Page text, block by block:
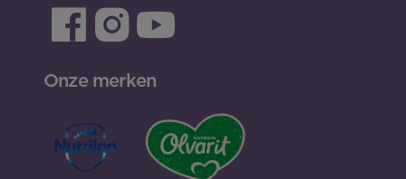
Onze merken